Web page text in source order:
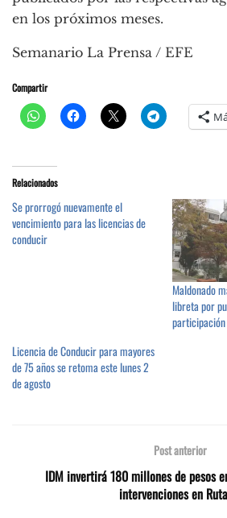
en los próximos meses.
Semanario La Prensa / EFE
Compartir
Relacionados
Se prorrogó nuevamente el
vencimiento para las licencias de
conducir
Maldonado
libreta por
Licencia de Conducir para mayores
de 75 años se retoma este lunes 2
de agosto
Post anterior
IDM invertirá 180 millones de pesos
intervenciones en